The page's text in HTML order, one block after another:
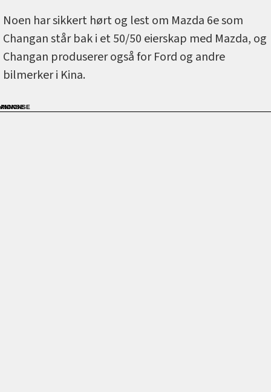
Noen har sikkert hørt og lest om Mazda 6e som
Changan står bak i et 50/50 eierskap med Mazda, og
Changan produserer også for Ford og andre
bilmerker i Kina.